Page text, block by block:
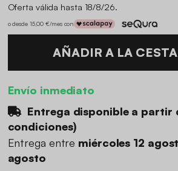
Oferta válida hasta 18/8/26.
o desde 15,00 €/mes con
AÑADIR A LA CESTA
Envío inmediato
Entrega disponible a partir
condiciones)
Entrega entre miércoles 12
agosto